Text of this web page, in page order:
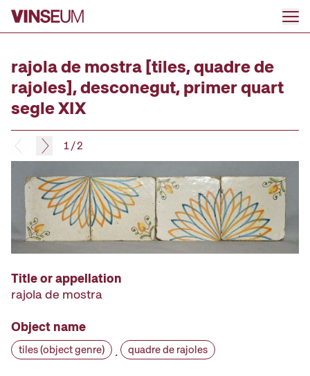
Go to content
rajola de mostra [tiles, quadre de
rajoles], desconegut, primer quart
segle XIX
1/2
Title or appellation
rajola de mostra
Object name
tiles (object genre) · quadre de rajoles